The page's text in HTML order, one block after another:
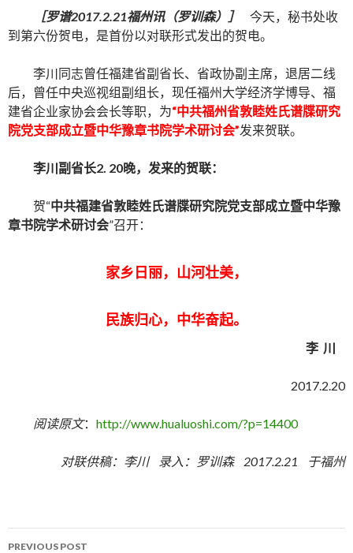
［罗谱2017.2.21福州讯（罗训森）］
今天，秘书处收
到第六份贺电，是首份以对联形式发出的贺电。
李川同志曾任福建省副省长、省政协副主席，退居二线
后，曾任中央巡视组副组长，现任福州大学经济学博导、福
建省企业家协会会长等职，为“中共福州省敦睦姓氏谱牒研究
院党支部成立暨中华豫章书院学术研讨会”发来贺联。
李川副省长2. 20晚，发来的贺联：
贺“中共福建省敦睦姓氏谱牒研究院党支部成立暨中华豫
章书院学术研讨会”召开：
家乡日丽，山河壮美，
民族归心，中华奋起。
李 川
2017.2.20
阅读原文： http://www.hualuoshi.com/?p=14400
对联供稿：李川 录入：罗训森 2017.2.21 于福州
PREVIOUS POST